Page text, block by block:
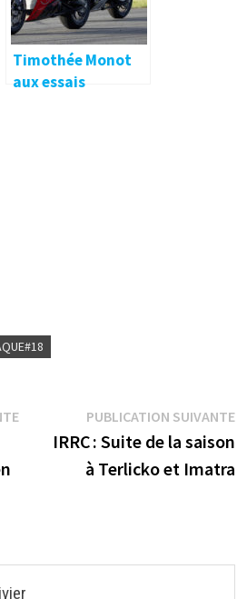
Timothée Monot
aux essais
Publication
précédente :
PUBLICATION SUIVANTE
IRRC : Suite de la saison
à Terlicko et Imatra